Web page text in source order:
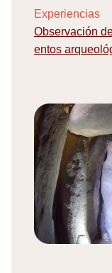
Experiencias
Observación
entos